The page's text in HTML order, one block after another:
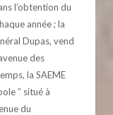
l’obtention du
année ; la
Dupas, vend
des
la SAEME
” situé à
du